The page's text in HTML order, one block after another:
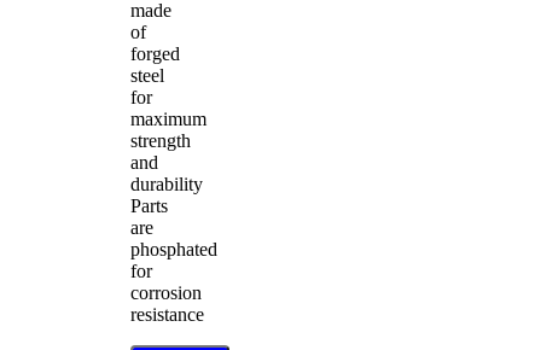
made
of
forged
steel
for
maximum
strength
and
durability
Parts
are
phosphated
for
corrosion
resistance